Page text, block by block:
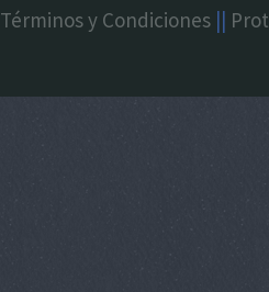
Términos y Condiciones ||